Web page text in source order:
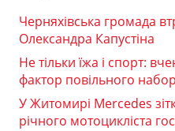
Черняхівська громада
Олександра Капустіна
Не тільки їжа і спорт:
фактор повільного
У Житомирі Mercedes
річного мотоцикліста